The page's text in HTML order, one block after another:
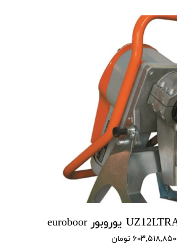
۶۰۳,۵۱۸,۸۵۰ تومان